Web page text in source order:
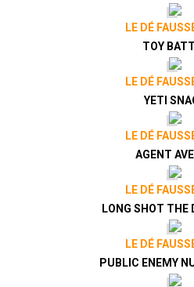
LE DÉ
TOY
LE DÉ
YETI
LE DÉ
AGENT
LE DÉ
LONG SHOT THE
LE DÉ
PUBLIC ENEMY